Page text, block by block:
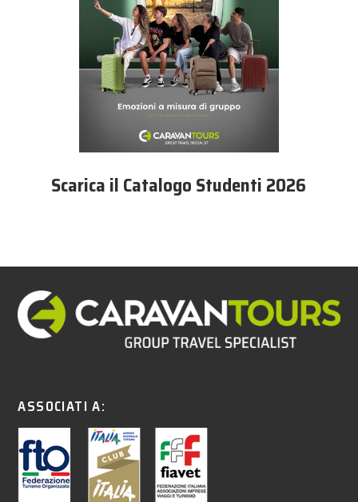
Scarica il Catalogo Studenti 2026
ASSOCIATI A: